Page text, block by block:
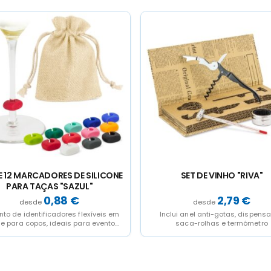
SET DE VINHO "RIVA"
2,79 €
anel anti-gotas, dispensador,
saca-rolhas e termómetro
SET DE VINHO 3 PCS
2,31€
Estojo prático que inclui
essenciais para vinho (abridor